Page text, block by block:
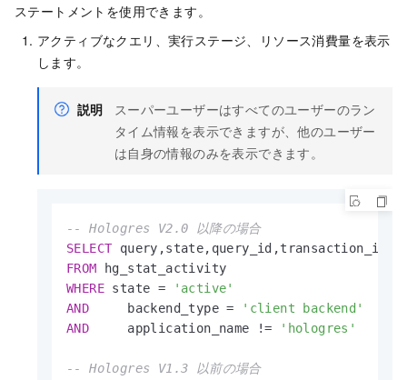
ステートメントを使用できます。
アクティブなクエリ、実行ステージ、リソース消費量を表示
します。
説明
スーパーユーザーはすべてのユーザーのラン
タイム情報を表示できますが、他のユーザー
は自身の情報のみを表示できます。
-- Hologres V2.0 以降の場合
SELECT
FROM
WHERE state =
'active'
AND
     backend_type
=
'client backend'
AND
     application_name
!= 'hologres'
-- Hologres V1.3 以前の場合